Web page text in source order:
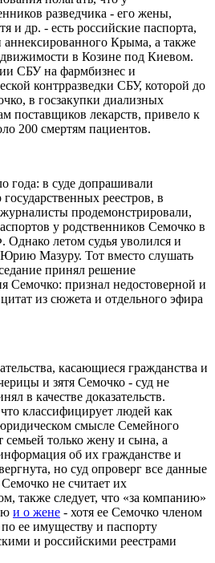
разведчика - его жены,
и др. - есть российские паспорта,
Крыма, а также
в Козине под Киевом.
СБУ на фармбизнес и
контрразведки СБУ, которой до
в госзакупки диализных
поставщиков лекарств, привело к
200 смертям пациентов.
года: в суде допрашивали
реестров, в
продемонстрировали,
у родственников Семочко в
летом судья уволился и
Мазуру. Тот вместо слушать
принял решение
Семочко: признал недостоверной и
из сюжета и отдельного эфира
касающиеся гражданства и
и зятя Семочко - суд не
в качестве доказательств.
классифицирует людей как
смысле Семейного
семьей только жену и сына, а
об их гражданстве и
но суд опроверг все данные
не считает их
также следует, что «за компанию»
и о жене - хотя ее Семочко членом
ее имуществу и паспорту
и российскими реестрами